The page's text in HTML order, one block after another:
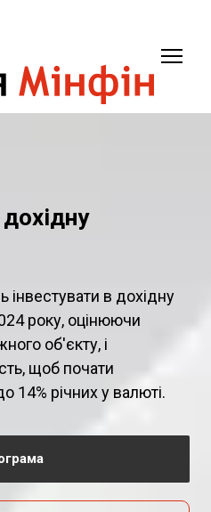
інвестувати в дохідну
року, оцінюючи
об'єкту, і
щоб почати
14% річних у валюті.